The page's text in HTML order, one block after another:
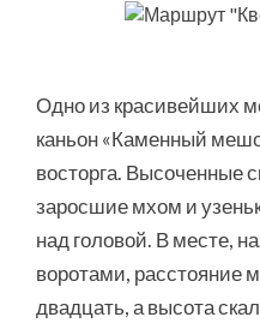
Одно из красивейших
каньон «Каменный
восторга. Высоченные
заросшие мхом и
над головой. В месте,
воротами, расстояние
двадцать, а высота